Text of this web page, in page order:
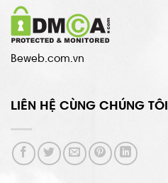
Beweb.com.vn
LIÊN HỆ CÙNG CHÚNG TÔI